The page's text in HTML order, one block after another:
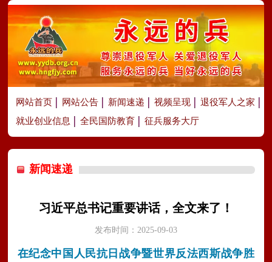
网站首页 网站公告 新闻速递 视频呈现
退役军人之家
就业创业信息
全民国防教育 征兵服务大厅
新闻速递
习近平总书记重要讲话，全文来了！
发布时间：2025-09-03
在纪念中国人民抗日战争暨世界反法西斯战争胜